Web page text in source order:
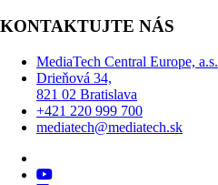
KONTAKTUJTE NÁS
MediaTech Central Europe, a.s.
Drieňová 34,
821 02 Bratislava
+421 220 999 700
mediatech@mediatech.sk